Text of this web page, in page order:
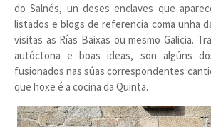
do Salnés, un deses enclaves que
listados e blogs de referencia coma unha
visitas as Rías Baixas ou mesmo Galicia.
autóctona e boas ideas, son algúns
fusionados nas súas correspondentes
que hoxe é a cociña da Quinta.